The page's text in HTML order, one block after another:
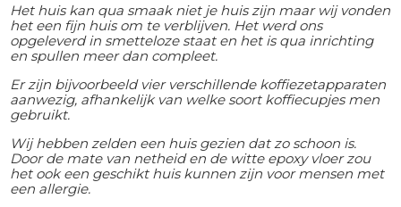
Het huis kan qua smaak niet je huis zijn maar wij vonden
het een fijn huis om te verblijven. Het werd ons
opgeleverd in smetteloze staat en het is qua inrichting
en spullen meer dan compleet.
Er zijn bijvoorbeeld vier verschillende koffiezetapparaten
aanwezig, afhankelijk van welke soort koffiecupjes men
gebruikt.
Wij hebben zelden een huis gezien dat zo schoon is.
Door de mate van netheid en de witte epoxy vloer zou
het ook een geschikt huis kunnen zijn voor mensen met
een allergie.